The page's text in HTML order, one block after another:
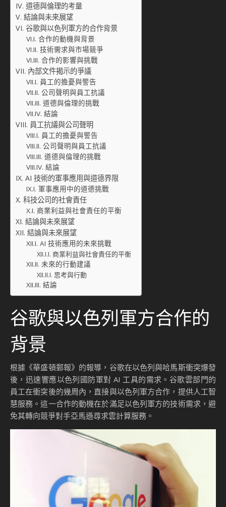
道德與倫理的考量
結論與未來展望
谷歌與以色列軍方的合作背景
合作的動機與背景
技術需求與市場競爭
合作的影響與挑戰
內部文件揭示的爭議
員工的擔憂與警告
公司聲明與員工抗議
道德與倫理的挑戰
結論
員工抗議與公司聲明
員工的擔憂與警告
公司聲明與員工抗議
道德與倫理的挑戰
結論
AI 技術的軍事應用與道德界限
軍事應用中的道德挑戰
科技公司的社會責任
商業利益與社會責任的平衡
結論與未來展望
結論與未來展望
AI 技術應用的未來挑戰
商業利益與社會責任的平衡
未來的行動建議
思考與行動
結論
谷歌與以色列軍方合作的
背景
根據《華盛頓郵報》的報導，谷歌在以色列與哈馬斯衝突爆發
後，迅速響應以色列國防軍對 AI 工具的需求。谷歌雲部門的
員工在衝突後的幾周內，直接與以色列軍方合作，提供人工智
慧服務。這一合作的動機在於滿足以色列軍方的技術需求，避
免其轉向競爭對手亞馬遜尋求雲計算服務。